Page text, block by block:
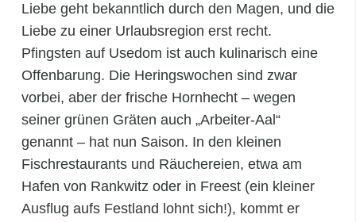
Liebe geht bekanntlich durch den Magen, und die
Liebe zu einer Urlaubsregion erst recht.
Pfingsten auf Usedom ist auch kulinarisch eine
Offenbarung. Die Heringswochen sind zwar
vorbei, aber der frische Hornhecht – wegen
seiner grünen Gräten auch „Arbeiter-Aal“
genannt – hat nun Saison. In den kleinen
Fischrestaurants und Räuchereien, etwa am
Hafen von Rankwitz oder in Freest (ein kleiner
Ausflug aufs Festland lohnt sich!), kommt er